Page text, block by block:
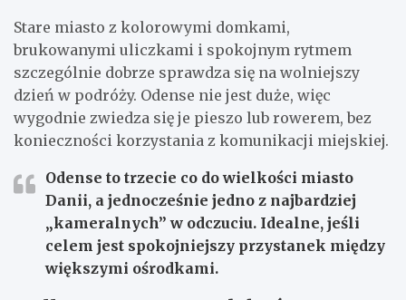
Stare miasto z kolorowymi domkami,
brukowanymi uliczkami i spokojnym rytmem
szczególnie dobrze sprawdza się na wolniejszy
dzień w podróży. Odense nie jest duże, więc
wygodnie zwiedza się je pieszo lub rowerem, bez
konieczności korzystania z komunikacji miejskiej.
Odense to trzecie co do wielkości miasto
Danii, a jednocześnie jedno z najbardziej
„kameralnych” w odczuciu. Idealne, jeśli
celem jest spokojniejszy przystanek między
większymi ośrodkami.